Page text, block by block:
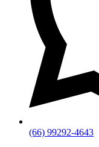
(66) 99292-4643